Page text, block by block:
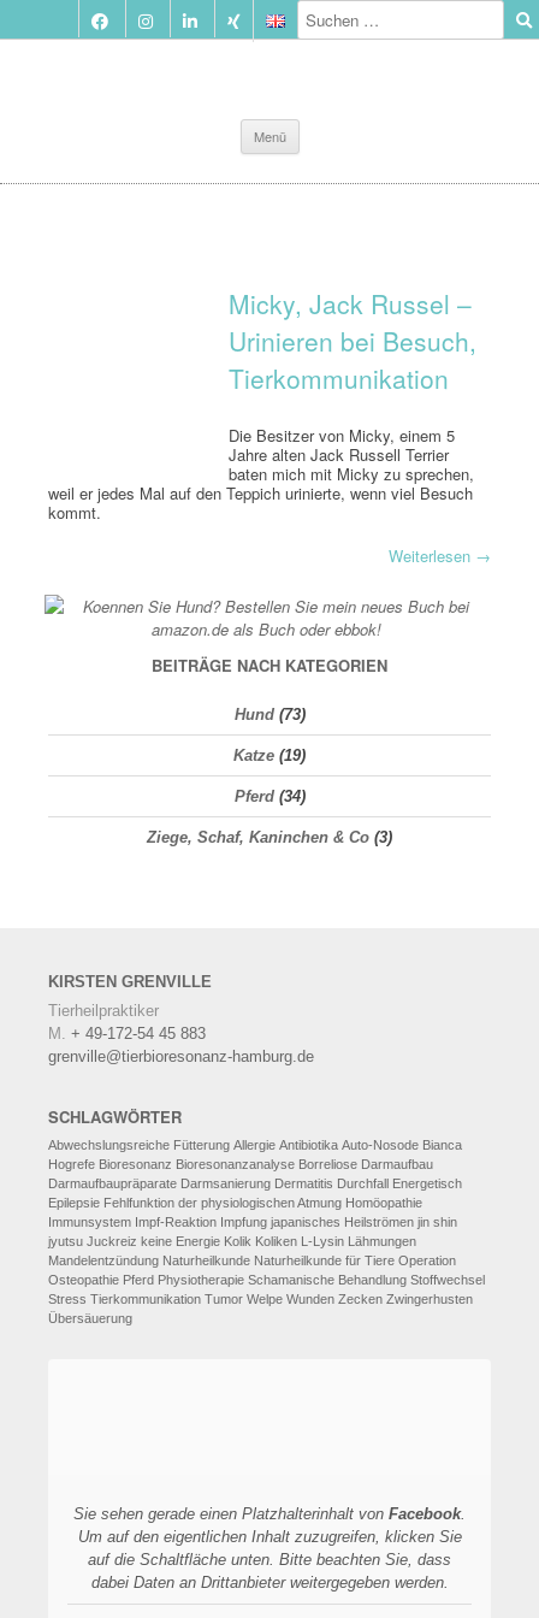
Menü
Inhalt
springen
Micky, Jack Russel –
Urinieren bei Besuch,
Tierkommunikation
Die Besitzer von Micky, einem 5
Jahre alten Jack Russell Terrier
baten mich mit Micky zu sprechen,
weil er jedes Mal auf den Teppich urinierte, wenn viel Besuch
kommt.
Weiterlesen →
BEITRÄGE NACH KATEGORIEN
Hund(73)
Katze (19)
Pferd(34)
Ziege, Schaf, Kaninchen & Co (3)
KIRSTEN GRENVILLE
Tierheilpraktiker
M. + 49-172-54 45 883
grenville@tierbioresonanz-hamburg.de
SCHLAGWÖRTER
Abwechslungsreiche Fütterung Allergie Antibiotika Auto-Nosode Bianca
Hogrefe Bioresonanz Bioresonanzanalyse Borreliose Darmaufbau
Darmaufbaupräparate Darmsanierung Dermatitis Durchfall Energetisch
Epilepsie Fehlfunktion der physiologischen Atmung Homöopathie
Immunsystem Impf-Reaktion Impfung japanisches Heilströmen jin shin
jyutsu Juckreiz keine Energie Kolik Koliken L-Lysin Lähmungen
Mandelentzündung Naturheilkunde Naturheilkunde für Tiere Operation
Osteopathie Pferd Physiotherapie Schamanische Behandlung Stoffwechsel
Stress Tierkommunikation Tumor Welpe Wunden Zecken Zwingerhusten
Übersäuerung
Sie sehen gerade einen Platzhalterinhalt von Facebook.
Um auf den eigentlichen Inhalt zuzugreifen, klicken Sie
auf die Schaltfläche unten. Bitte beachten Sie, dass
dabei Daten an Drittanbieter weitergegeben werden.